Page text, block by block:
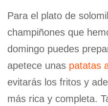
Para el plato de
champiñones que
domingo puedes
apetece unas patatas
evitarás los fritos y
más rica y completa.